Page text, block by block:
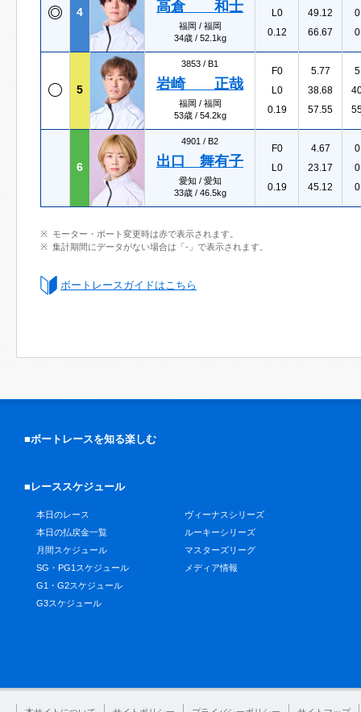
4 高倉 和士
福岡 / 福岡
34歳 / 52.1kg
L0
0.12
49.12
66.67
5
3853 / B1
岩崎 正哉
福岡 / 福岡
53歳 / 54.2kg
F0
L0
0.19
5.77
38.68
57.55
6
4901 / B2
出口 舞有子
愛知 / 愛知
33歳 / 46.5kg
F0
L0
0.19
4.67
23.17
45.12
モーター・ボート変更時は赤で表示されます。
集計期間にデータがない場合は「-」で表示されます。
ボートレースガイドはこちら
■ボートレースを知る楽しむ
■レーススケジュール
本日のレース
本日の払戻金一覧
月間スケジュール
SG・PG1スケジュール
G1・G2スケジュール
G3スケジュール
ヴィーナスシリーズ
ルーキーシリーズ
マスターズリーグ
メディア情報